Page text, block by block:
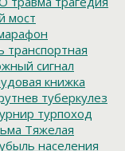
мост
транспортная
сигнал
книжка
туберкулез
турпоход
Тяжелая
убыль населения